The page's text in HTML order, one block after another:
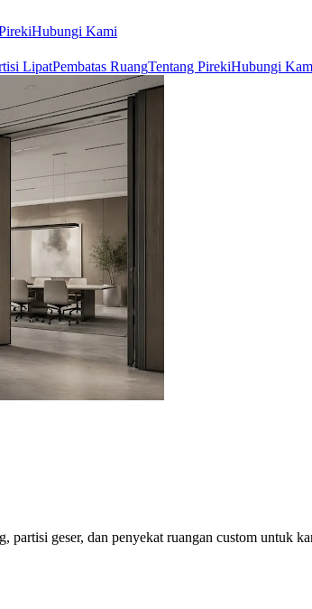
Hubungi Kami
LipatPembatas RuangTentang PirekiHubungi
geser, dan penyekat ruangan custom untuk